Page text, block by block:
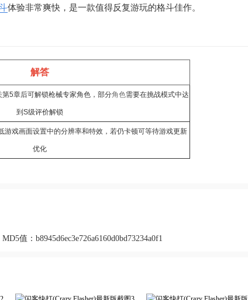
体验非常爽快，是一款值得反复游玩的格斗佳作。
解答
5章后可解锁枪械专家角色，部分角色需要在挑战模式中达
到S级评价解锁
游戏画面设置中的分辨率和特效，若仍卡顿可等待游戏更新
优化
MD5值： b8945d6ec3e726a6160d0bd73234a0f1